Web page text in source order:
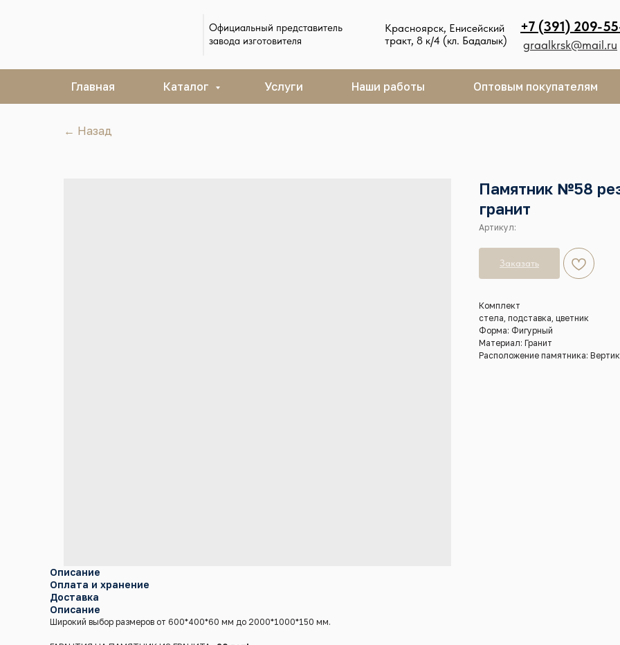
+7 (391) 209-
graalkrsk@mail.ru
Официальный представитель
завода изготовителя
Красноярск, Енисейский
тракт, 8 к/4 (кл. Бадалык)
Главная Каталог Услуги Наши работы Оптовым покупателям
← Назад
Памятник №58
гранит
Артикул:
Заказать
Комплект
стела, подставка, цветник
Форма: Фигурный
Материал: Гранит
Расположение памятника:
Описание
Оплата и хранение
Доставка
Описание
Широкий выбор размеров от 600*400*60 мм до 2000*1000*150 мм.